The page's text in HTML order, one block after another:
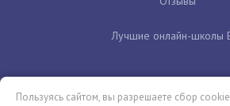
Лучшие онлайн-школы
Пользуясь сайтом, вы разрешаете сбор